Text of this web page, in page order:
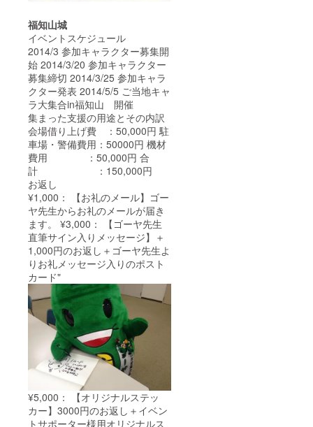
福知山城
イベントスケジュール
2014/3 参加キャラクター募集開
始 2014/3/20 参加キャラクター
募集締切 2014/3/25 参加キャラ
クター発表 2014/5/5 ご当地キャ
ラ大集合in福知山 開催
集まった支援の用途とその内訳
会場借り上げ費 ：50,000円 駐
車場・警備費用：50000円 機材
費用 ：50,000円 合
計 ：150,000円
お返し
¥1,000： 【お礼のメール】ゴー
ヤ先生からお礼のメールが届き
ます。 ¥3,000： 【ゴーヤ先生
直筆サイン入りメッセージ】＋
1,000円のお返し＋ゴーヤ先生よ
りお礼メッセージ入りのポスト
カード"
¥5,000： 【オリジナルステッ
カー】3000円のお返し＋イベン
トサポーター様用オリジナルス